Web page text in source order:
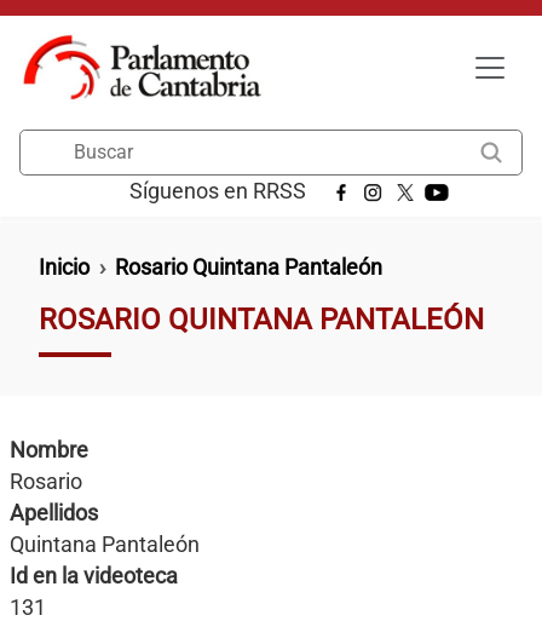
Pasar al contenido principal
Síguenos en RRSS
Ruta de navegación
Inicio Rosario Quintana Pantaleón
ROSARIO QUINTANA PANTALEÓN
Nombre
Rosario
Apellidos
Quintana Pantaleón
Id en la videoteca
131